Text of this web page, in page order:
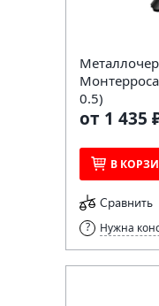
0.5)
от 1 435
В
Сравнить
Нужна